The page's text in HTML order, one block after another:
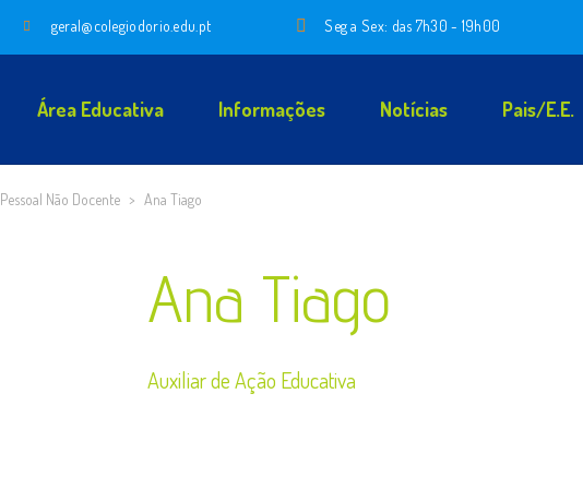
geral@colegiodorio.edu.pt Seg a Sex: das 7h30 - 19h00
Área Educativa Informações Notícias Pais/E.E.
Pessoal Não Docente > Ana Tiago
Ana Tiago
Auxiliar de Ação Educativa